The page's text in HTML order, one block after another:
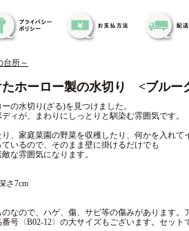
台所～
ホーロー製の水切り <ブルー
の水切り(ざる)を見つけました。
ィが、まわりにしっとりと馴染む雰囲気です。
、家庭菜園の野菜を収穫したり、何かを入れて
いるので、そのまま壁に掛けるだけでも
な雰囲気になります。
さ7cm
なので、ハゲ、傷、サビ等の傷みがあります。
号〈B02-12〉の大サイズもございます。セット